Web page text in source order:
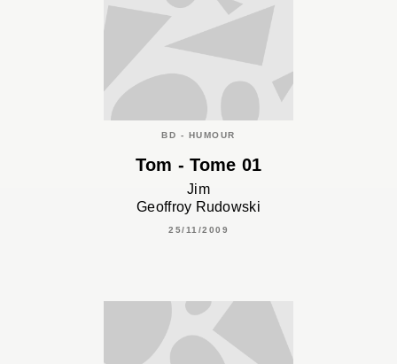
BD - HUMOUR
Tom - Tome 01
Jim
Geoffroy Rudowski
25/11/2009